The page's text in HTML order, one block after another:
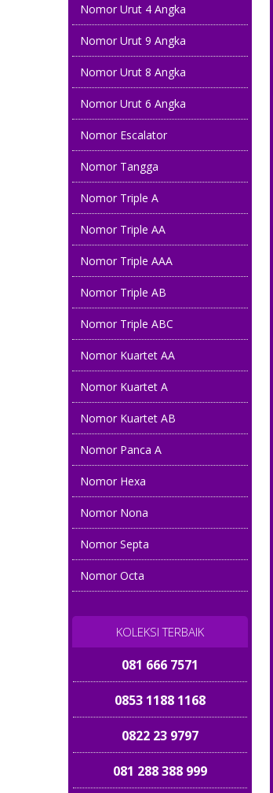
Nomor Urut 4 Angka
Nomor Urut 9 Angka
Nomor Urut 8 Angka
Nomor Urut 6 Angka
Nomor Escalator
Nomor Tangga
Nomor Triple A
Nomor Triple AA
Nomor Triple AAA
Nomor Triple AB
Nomor Triple ABC
Nomor Kuartet AA
Nomor Kuartet A
Nomor Kuartet AB
Nomor Panca A
Nomor Hexa
Nomor Nona
Nomor Septa
Nomor Octa
KOLEKSI TERBAIK
0858 7777 5555
081 29292 8787
0818 0808 8686
0858 5677 8999
08787 577 5757
081 666 2327
0858 0708 0708
0822 3333 9971
085 6600 6600
08587 8989 168
081 666 7571
0853 1188 1168
0822 23 9797
081 288 388 999